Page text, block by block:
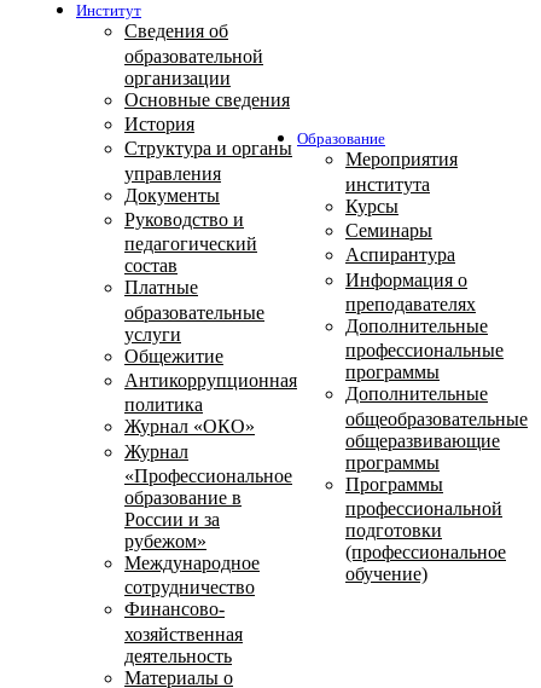
Институт
Сведения об
образовательной
организации
Основные сведения
История
Структура и органы
управления
Документы
Руководство и
педагогический
состав
Платные
образовательные
услуги
Общежитие
Антикоррупционная
политика
Журнал «ОКО»
Журнал
«Профессиональное
образование в
России и за
рубежом»
Международное
сотрудничество
Финансово-
хозяйственная
деятельность
Материалы о
Образование
Мероприятия
института
Курсы
Семинары
Аспирантура
Информация о
преподавателях
Дополнительные
профессиональные
программы
Дополнительные
общеобразовательные
общеразвивающие
программы
Программы
профессиональной
подготовки
(профессиональное
обучение)